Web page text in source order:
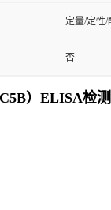
定量/定性/
否
）ELISA检